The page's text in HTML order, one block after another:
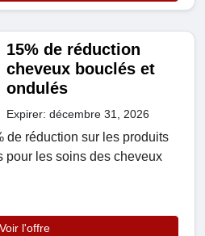
15% de réduction
cheveux bouclés et
ondulés
Expirer: décembre 31, 2026
de réduction sur les produits
pour les soins des cheveux
Voir l'offre